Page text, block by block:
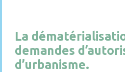
La
demandes
d’urbanisme.